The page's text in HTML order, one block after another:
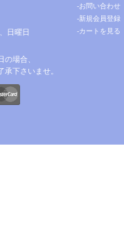
日曜日
の場合、
下さいませ。
-お問い合わせ
-新規会員登録
-カートを見る